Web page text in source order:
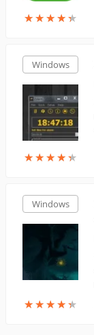
★★★★★
★★★★★
Windows
★★★★★
★★★★★
Windows
★★★★★
★★★★★